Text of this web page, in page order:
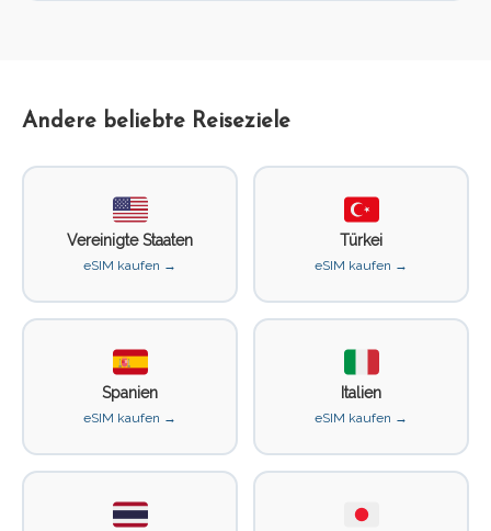
Andere beliebte Reiseziele
Vereinigte Staaten
eSIM kaufen →
Türkei
eSIM kaufen →
Spanien
eSIM kaufen →
Italien
eSIM kaufen →